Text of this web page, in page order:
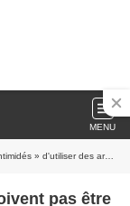
MENU
nucléaires contre la Russie"
pas être